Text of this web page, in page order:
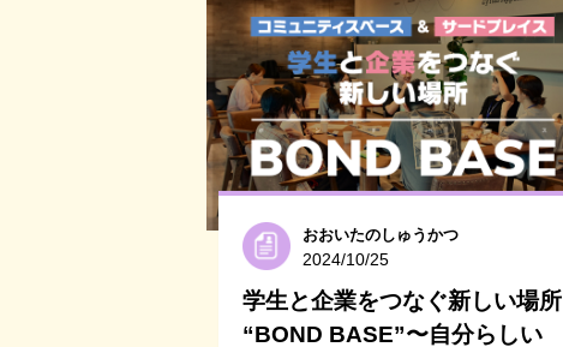
おおいたのしゅうかつ
2024/10/25
学生と企業をつなぐ新しい場所
“BOND BASE”〜自分らしい